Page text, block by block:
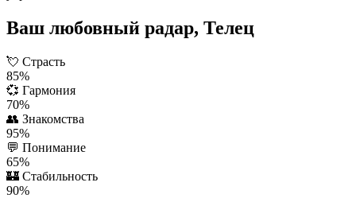
Ваш любовный радар, Телец
💘 Страсть
85%
💞 Гармония
70%
👥 Знакомства
95%
💬 Понимание
65%
🏰 Стабильность
90%